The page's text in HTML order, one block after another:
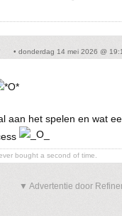
• donderdag 14 mei 2026 @
aan het spelen en wat
bought a second of time.
▼ Advertentie door